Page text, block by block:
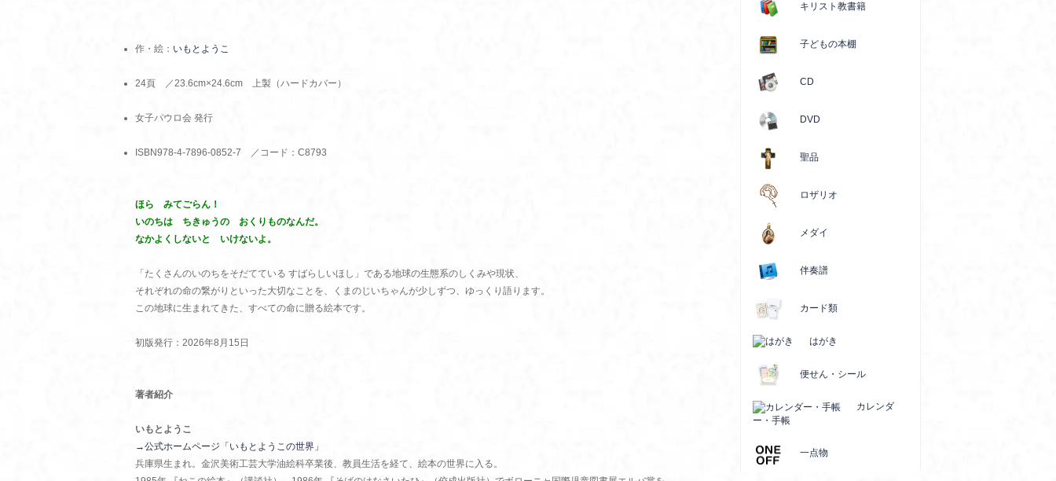
作・絵： いもとようこ
24頁 ／23.6cm×24.6cm 上製（ハードカバー）
女子パウロ会 発行
ISBN978-4-7896-0852-7 ／コード：C8793
ほら みてごらん！
いのちは ちきゅうの おくりものなんだ。
なかよくしないと いけないよ。
「たくさんのいのちをそだてている すばらしいほし」である地球の生態系のしくみや現状、
それぞれの命の繋がりといった大切なことを、くまのじいちゃんが少しずつ、ゆっくり語ります。
この地球に生まれてきた、すべての命に贈る絵本です。
初版発行：2026年8月15日
著者紹介
いもとようこ
→公式ホームページ「いもとようこの世界」
兵庫県生まれ。金沢美術工芸大学油絵科卒業後、教員生活を経て、絵本の世界に入る。
キリスト教書籍
子どもの本棚
CD
DVD
聖品
ロザリオ
メダイ
伴奏譜
カード類
はがき
便せん・シール
カレンダ
ー・手帳
一点物